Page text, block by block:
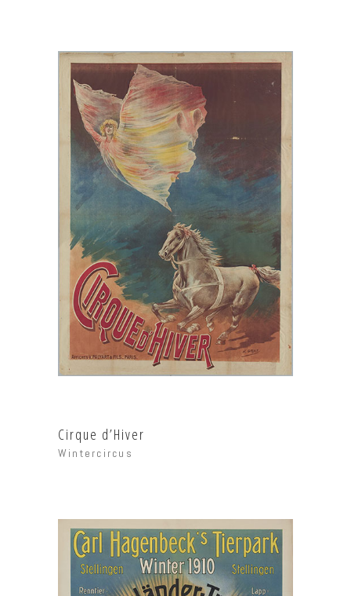
Cirque d’Hiver
Wintercircus